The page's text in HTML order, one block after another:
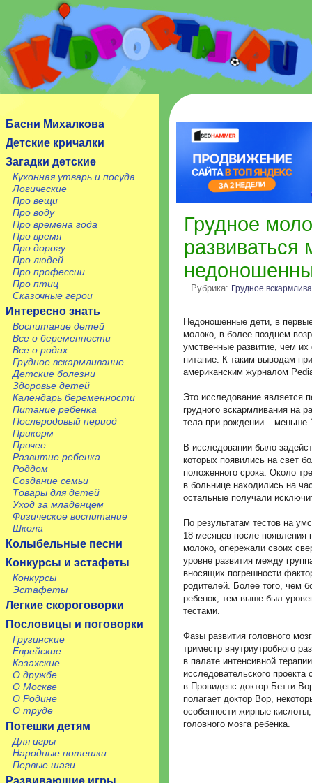
Сайт посвящен детям, их родителям, учителям и
Басни Михалкова
Детские кричалки
Загадки детские
Кухонная утварь и посуда
Логические
Про вещи
Про воду
Про времена года
Про время
Про дорогу
Про людей
Про профессии
Про птиц
Сказочные герои
Интересно знать
Воспитание детей
Все о беременности
Все о родах
Грудное вскармливание
Детские болезни
Здоровье детей
Календарь беременности
Питание ребенка
Послеродовый период
Прикорм
Прочее
Развитие ребенка
Роддом
Создание семьи
Товары для детей
Уход за младенцем
Физическое воспитание
Школа
Колыбельные песни
Конкурсы и эстафеты
Конкурсы
Эстафеты
Легкие скороговорки
Пословицы и поговорки
Грузинские
Еврейские
Казахские
О дружбе
О Москве
О Родине
О труде
Потешки детям
Для игры
Народные потешки
Первые шаги
Развивающие игры
Грудное
развиваться
Рубрика: Грудное
Недоношенные дети, в
молоко, в более позднем
умственные развитие, чем их
питание. К таким выводам
американским журналом
Это исследование является
грудного вскармливания на
тела при рождении – меньше
В исследовании было
которых появились на свет
положенного срока. Около
в больнице находились на
остальные получали
По результатам тестов на
18 месяцев после появления
молоко, опережали своих
уровне развития между
вносящих погрешности
родителей. Более того, чем
ребенок, тем выше был
тестами.
Фазы развития головного
триместр внутриутробного
в палате интенсивной
исследовательского
в Провиденс доктор Бетти
полагает доктор Вор,
особенности жирные
головного мозга ребенка.